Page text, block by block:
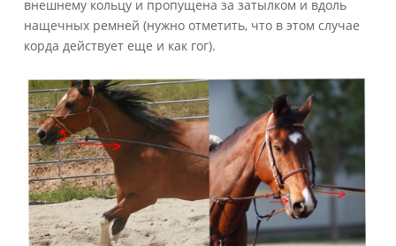
внешнему кольцу и пропущена за затылком и вдоль
нащечных ремней (нужно отметить, что в этом случае
корда действует еще и как гог).